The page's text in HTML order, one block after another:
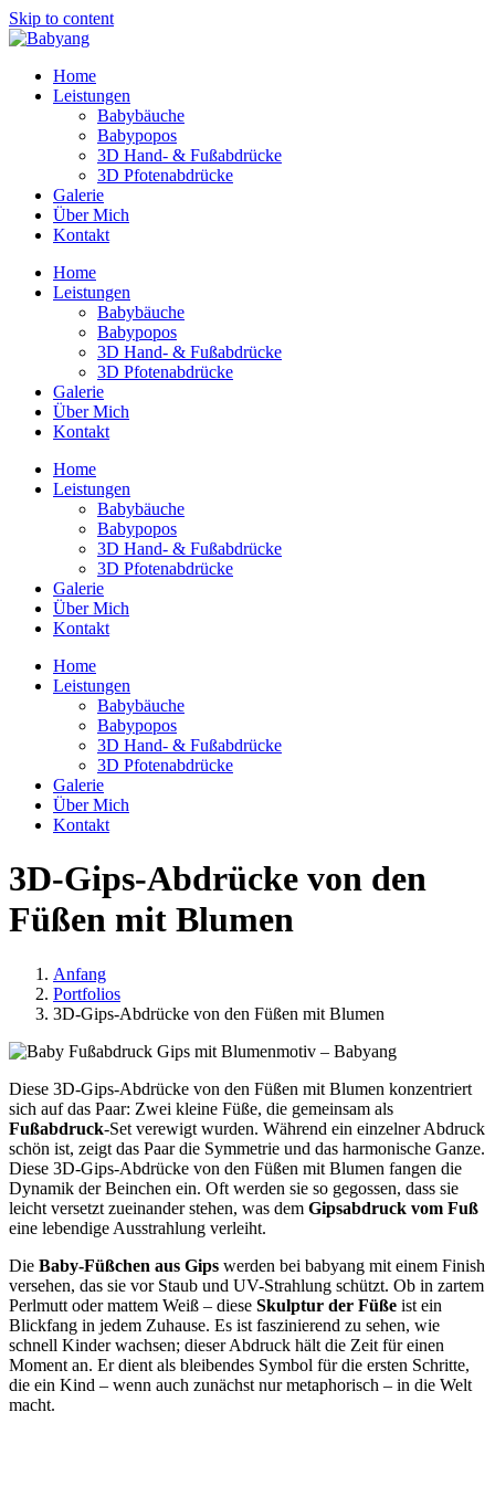
Skip to content
Home
Leistungen
Babybäuche
Babypopos
3D Hand- & Fußabdrücke
3D Pfotenabdrücke
Galerie
Über Mich
Kontakt
Home
Leistungen
Babybäuche
Babypopos
3D Hand- & Fußabdrücke
3D Pfotenabdrücke
Galerie
Über Mich
Kontakt
Home
Leistungen
Babybäuche
Babypopos
3D Hand- & Fußabdrücke
3D Pfotenabdrücke
Galerie
Über Mich
Kontakt
Home
Leistungen
Babybäuche
Babypopos
3D Hand- & Fußabdrücke
3D Pfotenabdrücke
Galerie
Über Mich
Kontakt
3D-Gips-Abdrücke von den
Füßen mit Blumen
Anfang
Portfolios
3D-Gips-Abdrücke von den Füßen mit Blumen
Diese 3D-Gips-Abdrücke von den Füßen mit Blumen konzentriert
sich auf das Paar: Zwei kleine Füße, die gemeinsam als
Fußabdruck-Set verewigt wurden. Während ein einzelner Abdruck
schön ist, zeigt das Paar die Symmetrie und das harmonische Ganze.
Diese 3D-Gips-Abdrücke von den Füßen mit Blumen fangen die
Dynamik der Beinchen ein. Oft werden sie so gegossen, dass sie
leicht versetzt zueinander stehen, was dem Gipsabdruck vom Fuß
eine lebendige Ausstrahlung verleiht.
Die Baby-Füßchen aus Gips werden bei babyang mit einem Finish
versehen, das sie vor Staub und UV-Strahlung schützt. Ob in zartem
Perlmutt oder mattem Weiß – diese Skulptur der Füße ist ein
Blickfang in jedem Zuhause. Es ist faszinierend zu sehen, wie
schnell Kinder wachsen; dieser Abdruck hält die Zeit für einen
Moment an. Er dient als bleibendes Symbol für die ersten Schritte,
die ein Kind – wenn auch zunächst nur metaphorisch – in die Welt
macht.